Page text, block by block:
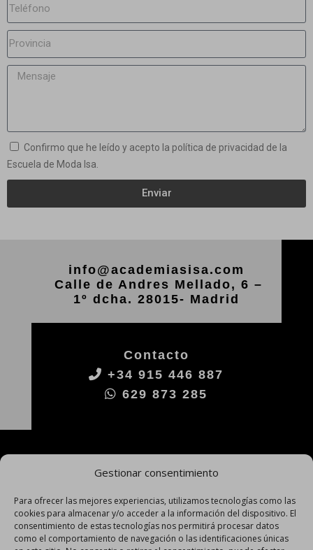
Gestionar consentimiento
Para ofrecer las mejores experiencias, utilizamos tecnologías como las
cookies para almacenar y/o acceder a la información del dispositivo. El
consentimiento de estas tecnologías nos permitirá procesar datos
como el comportamiento de navegación o las identificaciones únicas
Confirmo que he leído y acepto la política de privacidad de la
Escuela de Moda Isa.
Enviar
info@academiasisa.com
Calle de Andres Mellado, 6 –
1º dcha. 28015- Madrid
Contacto
+34 915 446 887
629 873 285